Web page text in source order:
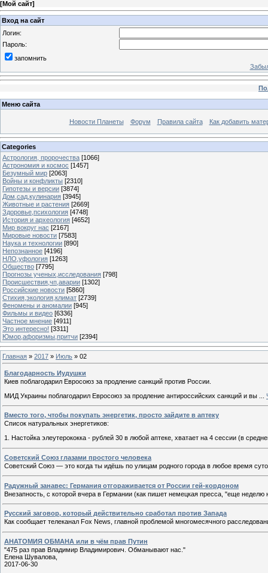
[Мой сайт]
Вход на сайт
Логин:
Пароль:
запомнить
Меню сайта
Новости Планеты Форум Правила сайта Как добавить
Categories
Астрология, пророчества [1066]
Астрономия и космос [1457]
Безумный мир [2063]
Войны и конфликты [2310]
Гипотезы и версии [3874]
Дом,сад,кулинария [3945]
Животные и растения [2669]
Здоровье,психология [4748]
История и археология [4652]
Мир вокруг нас [2167]
Мировые новости [7583]
Наука и технологии [890]
Непознанное [4196]
НЛО,уфология [1263]
Общество [7795]
Прогнозы ученых,исследования [798]
Происшествия,чп,аварии [1302]
Российские новости [5860]
Стихия,экология,климат [2739]
Феномены и аномалии [945]
Фильмы и видео [6336]
Частное мнение [4911]
Это интересно! [3311]
Юмор,афоризмы,притчи [2394]
Главная » 2017 » Июль » 02
Благодарность Иудушки
Киев поблагодарил Евросоюз за продление санкций против России.
МИД Украины поблагодарил Евросоюз за продление антироссийских санкций и вы
Вместо того, чтобы покупать энергетик, просто зайдите в аптеку
Список натуральных энергетиков:
1. Настойка элеутерококка - рублей 30 в любой аптеке, хватает на 4 сессии (в
Советский Союз глазами простого человека
Советский Союз — это когда ты идёшь по улицам родного города в любое время
Радужный занавес: Германия отгораживается от России гей-кордоном
Внезапность, с которой вчера в Германии (как пишет немецкая пресса, "еще
Русский заговор, который действительно сработал против Запада
Как сообщает телеканал Fox News, главной проблемой многомесячного
АНАТОМИЯ ОБМАНА или в чём прав Путин
"475 раз прав Владимир Владимирович. Обманывают нас."
Елена Шувалова,
2017-06-30